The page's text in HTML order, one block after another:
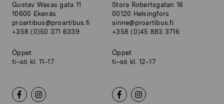
Gustav Wasas gata 11
10600 Ekenäs
proartibus@proartibus.fi
+358 (0)50 371 6339
Öppet
ti–sö kl. 11–17
Stora Robertsgatan 16
00120 Helsingfors
sinne@proartibus.fi
+358 (0)45 883 3716
Öppet
ti–sö kl. 12–17